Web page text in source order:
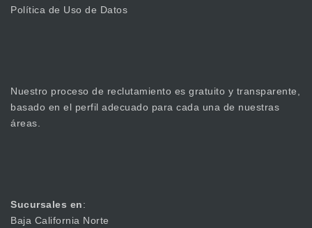
Política de Uso de Datos
Nuestro proceso de reclutamiento es gratuito y transparente,
basado en el perfil adecuado para cada una de nuestras
áreas.
Sucursales en:
Baja California Norte